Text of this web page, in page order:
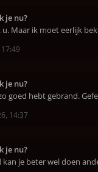
je nu?
u. Maar ik moet eerlijk
je nu?
goed hebt gebrand.
14:37
je nu?
kan je beter wel doen